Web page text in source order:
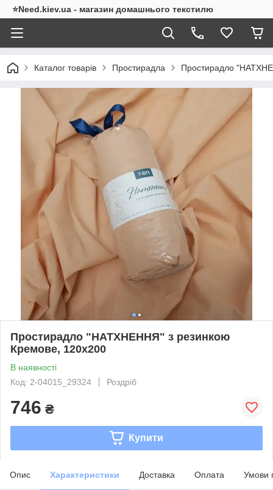
⭐Need.kiev.ua - магазин домашнього текстилю
Каталог товарів Простирадла Простирадло
Простирадло "НАТХНЕННЯ" з резинкою
Кремове, 120x200
В наявності
Код: 2-04015_29324
Роздріб
746 ₴
Купити
Опис Характеристики Доставка Оплата Умови